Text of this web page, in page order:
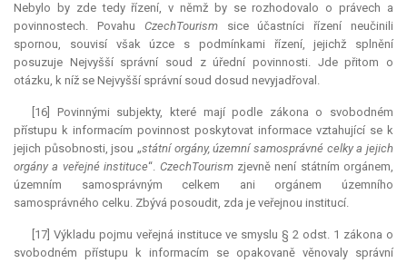
Nebylo by zde tedy řízení, v němž by se rozhodovalo o právech a
povinnostech. Povahu CzechTourism sice účastníci řízení neučinili
spornou, souvisí však úzce s podmínkami řízení, jejichž splnění
posuzuje Nejvyšší správní soud z úřední povinnosti. Jde přitom o
otázku, k níž se Nejvyšší správní soud dosud nevyjadřoval.
[16] Povinnými subjekty, které mají podle zákona o svobodném
přístupu k informacím povinnost poskytovat informace vztahující se k
jejich působnosti, jsou „státní orgány, územní samosprávné celky a jejich
orgány a veřejné instituce“. CzechTourismzjevně není státním orgánem,
územním samosprávným celkem ani orgánem územního
samosprávného celku. Zbývá posoudit, zda je veřejnou institucí.
[17] Výkladu pojmu veřejná instituce ve smyslu § 2 odst. 1 zákona o
svobodném přístupu k informacím se opakovaně věnovaly správní